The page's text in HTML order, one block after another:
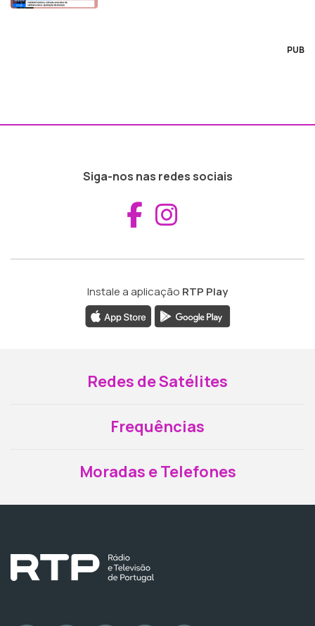
PUB
Siga-nos nas redes sociais
Aceder ao
Instale a aplicação RTP Play
Redes de Satélites
Frequências
Moradas e Telefones